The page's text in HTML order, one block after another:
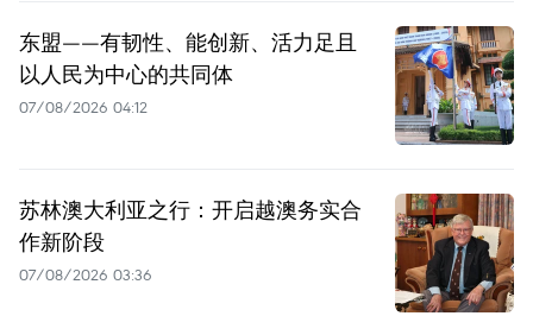
东盟——有韧性、能创新、活力足且
以人民为中心的共同体
07/08/2026 04:12
苏林澳大利亚之行：开启越澳务实合
作新阶段
07/08/2026 03:36